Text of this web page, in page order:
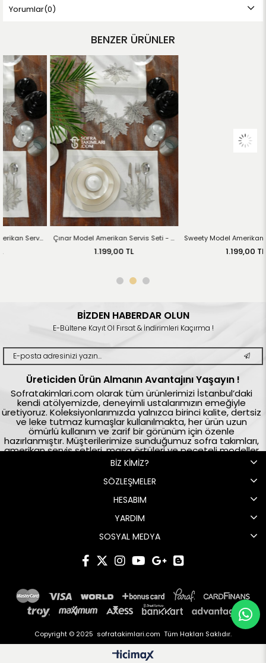
Yorumlar(0)
BENZER ÜRÜNLER
Çınar Model Amerikan Servis Seti - Gümüş Dantel - Kırık Beyaz Kumaş Sweety Model Amerikan Servis Seti - Gold Dantel - Kırık Beyaz Kumaş
BİZDEN HABERDAR OLUN
E-Bültene Kayıt Ol Fırsat & İndirimleri Kaçırma !
Üreticiden Ürün Almanın Avantajını Yaşayın !
Sofratakimlari.com olarak tüm ürünlerimizi İstanbul’daki
kendi atölyemizde, deneyimli ustalarımızın emeğiyle
üretiyoruz. Koleksiyonlarımızda yalnızca birinci kalite, dertsiz
ve leke tutmaz kumaşlar kullanılmakta, her ürün uzun
ömürlü kullanım ve zarif bir görünüm için özenle
hazırlanmıştır. Müşterilerimize sunduğumuz sofra takımları,
amerikan servis setleri, masa örtüleri ve peçeteli modeller
tamamen %100 yerli üretim olup, aynı zamanda yerli
istihdama katkı sağlama ilkemizle desteklenmektedir.
Türkiye’nin önde gelen ev tekstili markalarından biri olarak
sofralarınıza hem şıklık hem de kalite katmaya devam
ediyoruz. Bizi tercih ettiğiniz için teşekkür eder, keyifli
BİZ KİMİZ?
SÖZLEŞMELER
HESABIM
YARDIM
SOSYAL MEDYA
Copyright © 2025 sofratakimlari.com Tüm Hakları Saklıdır.